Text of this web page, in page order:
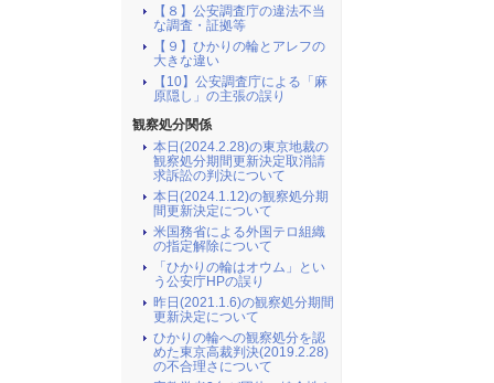
【８】公安調査庁の違法不当
な調査・証拠等
【９】ひかりの輪とアレフの
大きな違い
【10】公安調査庁による「麻
原隠し」の主張の誤り
観察処分関係
本日(2024.2.28)の東京地裁の
観察処分期間更新決定取消請
求訴訟の判決について
本日(2024.1.12)の観察処分期
間更新決定について
米国務省による外国テロ組織
の指定解除について
「ひかりの輪はオウム」とい
う公安庁HPの誤り
昨日(2021.1.6)の観察処分期間
更新決定について
ひかりの輪への観察処分を認
めた東京高裁判決(2019.2.28)
の不合理さについて